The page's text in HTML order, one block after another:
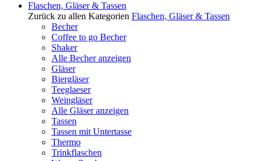
Flaschen, Gläser & Tassen
Zurück zu allen Kategorien Flaschen, Gläser & Tassen
Becher
Coffee to go Becher
Shaker
Alle Becher anzeigen
Gläser
Biergläser
Teeglaeser
Weingläser
Alle Gläser anzeigen
Tassen
Tassen mit Untertasse
Thermo
Trinkflaschen